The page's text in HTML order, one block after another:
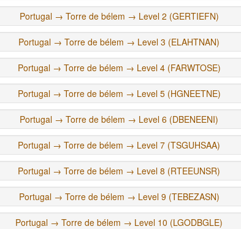
Portugal → Torre de bélem → Level 2 (GERTIEFN)
Portugal → Torre de bélem → Level 3 (ELAHTNAN)
Portugal → Torre de bélem → Level 4 (FARWTOSE)
Portugal → Torre de bélem → Level 5 (HGNEETNE)
Portugal → Torre de bélem → Level 6 (DBENEENI)
Portugal → Torre de bélem → Level 7 (TSGUHSAA)
Portugal → Torre de bélem → Level 8 (RTEEUNSR)
Portugal → Torre de bélem → Level 9 (TEBEZASN)
Portugal → Torre de bélem → Level 10 (LGODBGLE)